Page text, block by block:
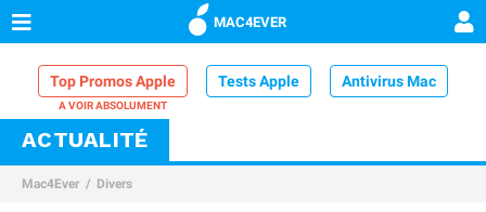
MAC4EVER
Top Promos Apple Tests Apple Antivirus Mac
VPN Mac
Comparatif iPhone
ACTUALITÉ
Mac4Ever Divers